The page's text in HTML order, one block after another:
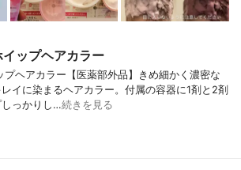
ップヘアカラー
プヘアカラー【医薬部外品】きめ細かく濃密な
イに染まるヘアカラー。付属の容器に1剤と2剤
しっかりし…続きを見る